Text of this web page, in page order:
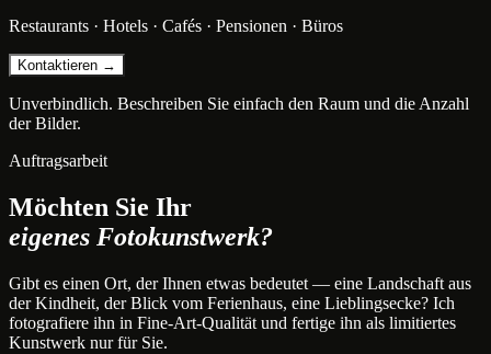
Restaurants · Hotels · Cafés · Pensionen · Büros
Kontaktieren →
Unverbindlich. Beschreiben Sie einfach den Raum und die Anzahl
der Bilder.
Auftragsarbeit
Möchten Sie Ihr
eigenes Fotokunstwerk?
Gibt es einen Ort, der Ihnen etwas bedeutet — eine Landschaft aus
der Kindheit, der Blick vom Ferienhaus, eine Lieblingsecke? Ich
fotografiere ihn in Fine-Art-Qualität und fertige ihn als limitiertes
Kunstwerk nur für Sie.